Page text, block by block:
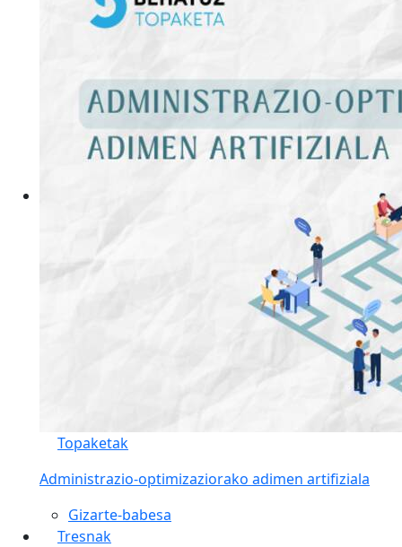
Topaketak
Administrazio-optimizaziorako adimen artifiziala
Gizarte-babesa
Tresnak